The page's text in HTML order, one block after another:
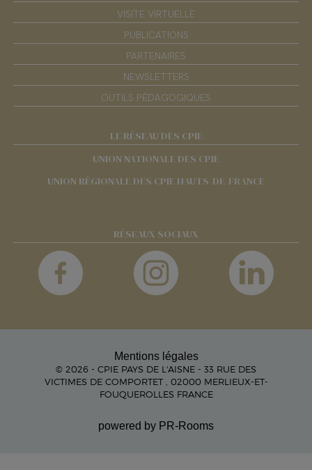
VISITE VIRTUELLE
PUBLICATIONS
PARTENAIRES
NEWSLETTERS
OUTILS PÉDAGOGIQUES
LE RÉSEAU DES CPIE
UNION NATIONALE DES CPIE
UNION RÉGIONALE DES CPIE HAUTS-DE-FRANCE
RÉSEAUX SOCIAUX
Mentions légales
© 2026 - CPIE PAYS DE L'AISNE - 33 RUE DES
VICTIMES DE COMPORTET , 02000 MERLIEUX-ET-
FOUQUEROLLES FRANCE
powered by PR-Rooms